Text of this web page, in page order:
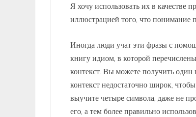
Я хочу использовать их в качестве
иллюстрацией того, что понимание
Иногда люди учат эти фразы с
книгу идиом, в которой
контекст. Вы можете получить один
контекст недостаточно широк,
выучите четыре символа, даже не
его, а тем более правильно